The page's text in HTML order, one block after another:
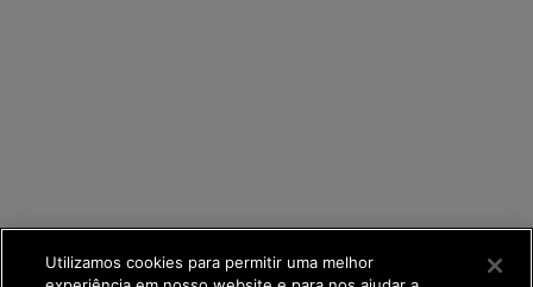
Utilizamos cookies para permitir uma melhor